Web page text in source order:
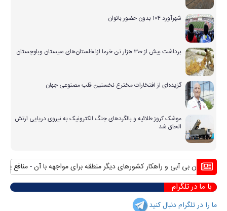
شهرآورد ۱۰۴ بدون حضور بانوان
برداشت بیش از ۳۰۰ هزار تن خرما ازنخلستان‌های سیستان وبلوچستان
گزیده‌ای از افتخارات مخترع نخستین قلب مصنوعی جهان
موشک کروز طلائیه و بالگردهای جنگ الکترونیک به نیروی دریایی ارتش
الحاق شد
بی آبی و راهکار کشورهای دیگر منطقه برای مواجهه با آن منافع پایدار
با ما در تلگرام
ما را در تلگرام دنبال کنید